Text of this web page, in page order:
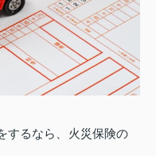
するなら、火災保険の